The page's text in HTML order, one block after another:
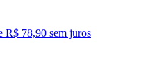
R$ 78,90 sem juros